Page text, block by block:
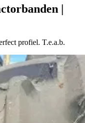
|
profiel. T.e.a.b.